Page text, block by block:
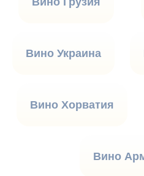
Вино Украина
Вино Хорватия
Вино